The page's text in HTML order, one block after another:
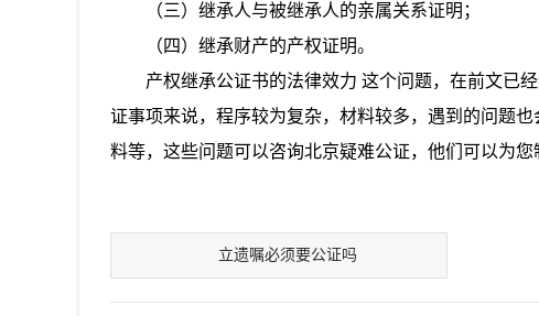
（三）继承人与被继承人的亲属关系证明；
（四）继承财产的产权证明。
产权继承公证书的法律效力 这个问题，在前文已
证事项来说，程序较为复杂，材料较多，遇到的问题也
料等，这些问题可以咨询北京疑难公证，他们可以为您
立遗嘱必须要公证吗